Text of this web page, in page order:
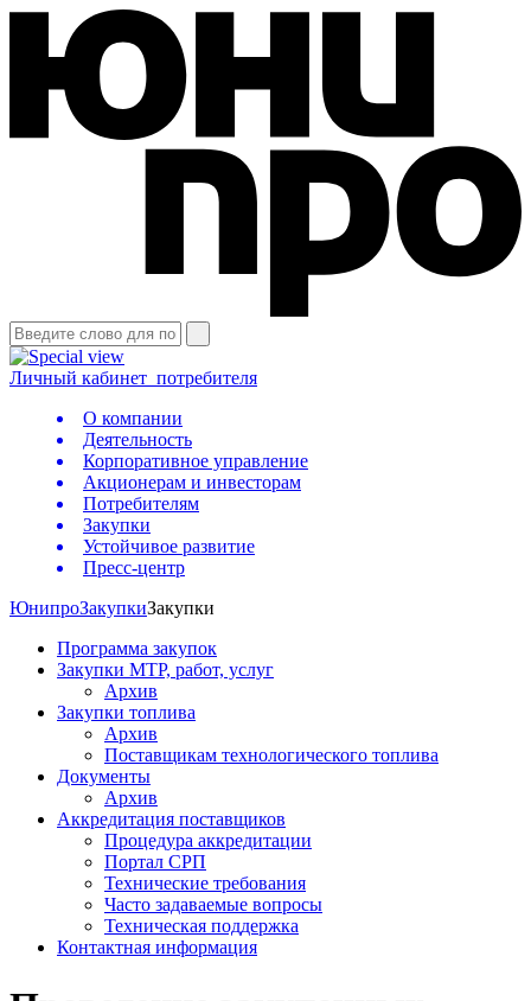
Личный кабинет потребителя
О компании
Деятельность
Корпоративное управление
Акционерам и инвесторам
Потребителям
Закупки
Устойчивое развитие
Пресс-центр
ЮнипроЗакупкиЗакупки
Программа закупок
Закупки МТР, работ, услуг
Архив
Закупки топлива
Архив
Поставщикам технологического топлива
Документы
Архив
Аккредитация поставщиков
Процедура аккредитации
Портал СРП
Технические требования
Часто задаваемые вопросы
Техническая поддержка
Контактная информация